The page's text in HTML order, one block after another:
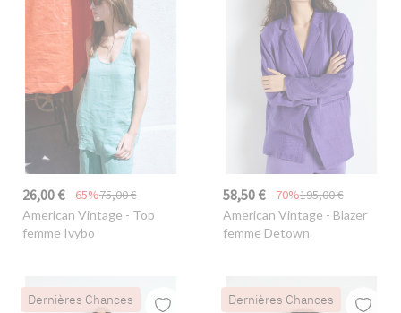
26,00 € 75,00 €
-65%
American Vintage - Top
femme Ivybo
58,50 € 195,00 €
-70%
American Vintage - Blazer
femme Detown
Dernières Chances Dernières Chances